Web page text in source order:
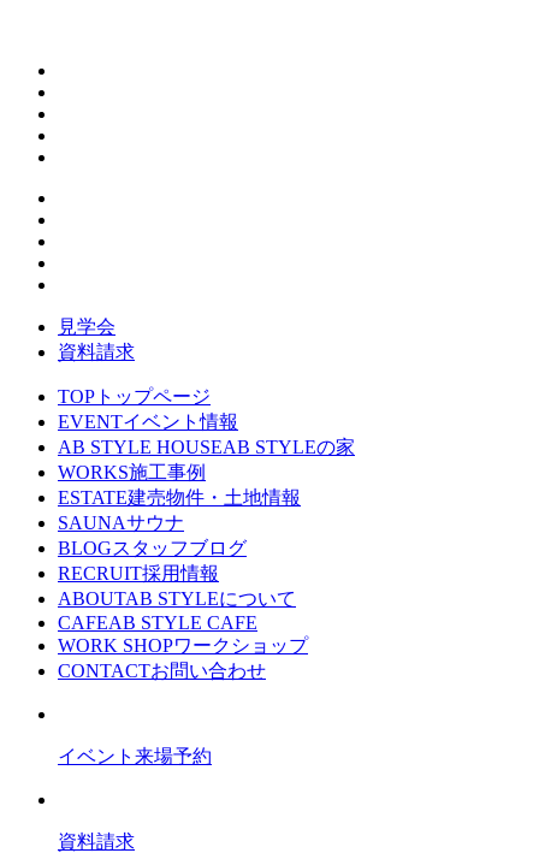
見学会
資料請求
TOP トップページ
EVENTイベント情報
AB STYLE HOUSEAB STYLEの家
WORKS施工事例
ESTATE建売物件・土地情報
SAUNAサウナ
BLOGスタッフブログ
RECRUIT採用情報
ABOUTAB STYLEについて
CAFEAB STYLE CAFE
WORK SHOPワークショップ
CONTACTお問い合わせ
イベント来場予約
資料請求